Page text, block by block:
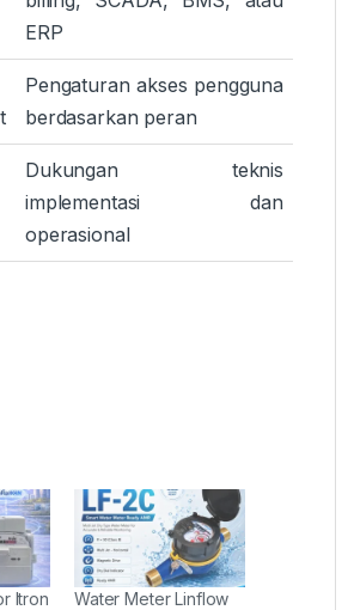
ERP
Pengaturan akses pengguna
berdasarkan peran
Dukungan teknis
implementasi dan
operasional
Itron
Water Meter Linflow